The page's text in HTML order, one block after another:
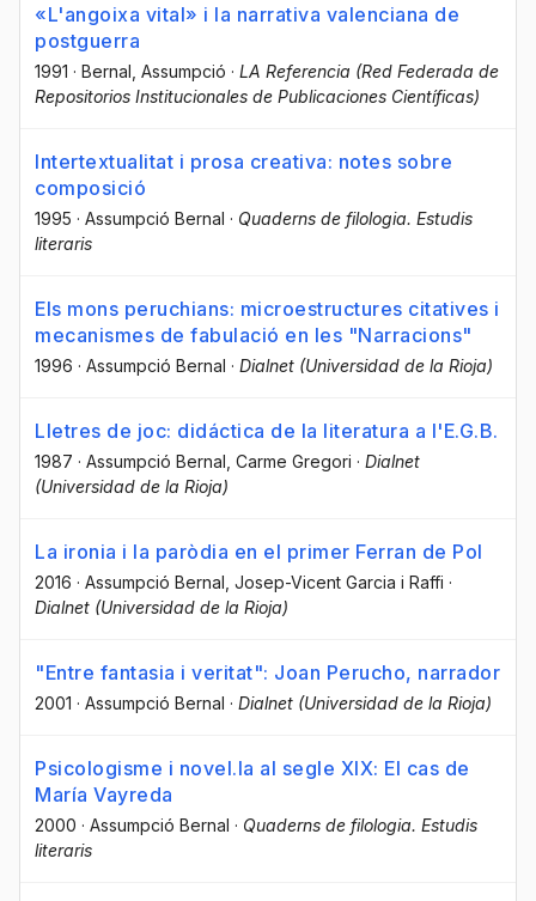
«L'angoixa vital» i la narrativa valenciana de
postguerra
1991 · Bernal, Assumpció · LA Referencia (Red Federada de
Repositorios Institucionales de Publicaciones Científicas)
Intertextualitat i prosa creativa: notes sobre
composició
1995 · Assumpció Bernal · Quaderns de filologia. Estudis
literaris
Els mons peruchians: microestructures citatives i
mecanismes de fabulació en les "Narracions"
1996 · Assumpció Bernal · Dialnet (Universidad de la Rioja)
Lletres de joc: didáctica de la literatura a l'E.G.B.
1987 · Assumpció Bernal , Carme Gregori · Dialnet
(Universidad de la Rioja)
La ironia i la paròdia en el primer Ferran de Pol
2016 · Assumpció Bernal , Josep-Vicent Garcia i Raffi ·
Dialnet (Universidad de la Rioja)
"Entre fantasia i veritat": Joan Perucho, narrador
2001 · Assumpció Bernal · Dialnet (Universidad de la Rioja)
Psicologisme i novel.la al segle XIX: El cas de
María Vayreda
2000 · Assumpció Bernal · Quaderns de filologia. Estudis
literaris